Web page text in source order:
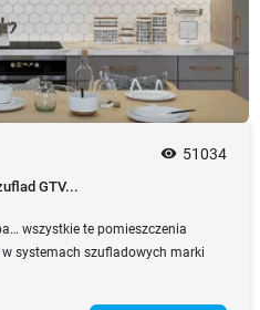
remove_red_eye 51034
GTV...
wszystkie te pomieszczenia
systemach szufladowych marki